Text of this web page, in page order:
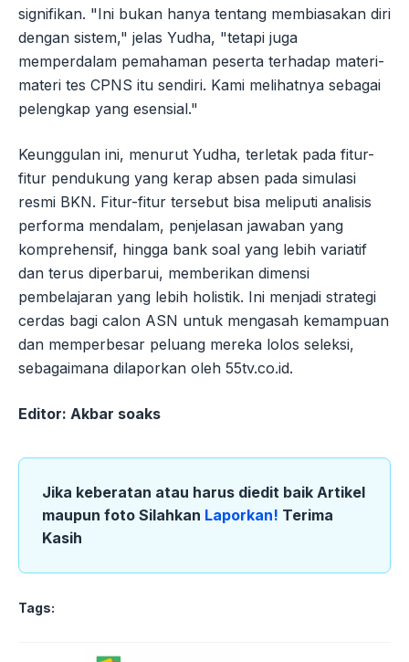
signifikan. "Ini bukan hanya tentang membiasakan diri
dengan sistem," jelas Yudha, "tetapi juga
memperdalam pemahaman peserta terhadap materi-
materi tes CPNS itu sendiri. Kami melihatnya sebagai
pelengkap yang esensial."
Keunggulan ini, menurut Yudha, terletak pada fitur-
fitur pendukung yang kerap absen pada simulasi
resmi BKN. Fitur-fitur tersebut bisa meliputi analisis
performa mendalam, penjelasan jawaban yang
komprehensif, hingga bank soal yang lebih variatif
dan terus diperbarui, memberikan dimensi
pembelajaran yang lebih holistik. Ini menjadi strategi
cerdas bagi calon ASN untuk mengasah kemampuan
dan memperbesar peluang mereka lolos seleksi,
sebagaimana dilaporkan oleh 55tv.co.id.
Editor: Akbar soaks
Jika keberatan atau harus diedit baik Artikel
maupun foto Silahkan Laporkan! Terima
Kasih
Tags: